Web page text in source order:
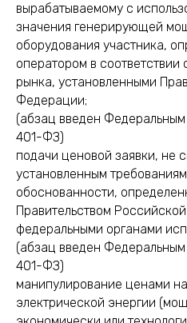
вырабатываемому с
значения генерирующей
оборудования участника,
оператором в соответствии
рынка, установленными
Федерации;
(абзац введен Федеральным
401-ФЗ)
подачи ценовой заявки, не
установленным
обоснованности,
Правительством
федеральными органами
(абзац введен Федеральным
401-ФЗ)
манипулирование ценами
электрической энергии